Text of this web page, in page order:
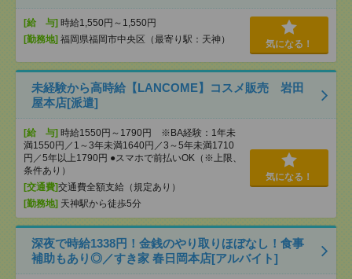
[給 与] 時給1,550円～1,550円
[勤務地] 福岡県福岡市中央区（最寄り駅：天神） 気になる！
未経験から高時給【LANCOME】コスメ販売 岩田
屋本店[派遣]
[給 与] 時給1550円～1790円 ※BA経験：1年未
満1550円／1～3年未満1640円／3～5年未満1710
円／5年以上1790円 ●スマホで前払いOK（※上限、
条件あり）
[交通費]交通費全額支給（規定あり）
[勤務地] 天神駅から徒歩5分
気になる！
深夜で時給1338円！金銭のやり取りほぼなし！食事
補助もあり◎／すき家 春日岡本店[アルバイト]